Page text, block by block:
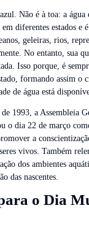
Não é à toa: a água
diferentes estados e
geleiras, rios,
No entanto, sua
Isso porque, é
formando assim o
de água está
1993, a Assembleia
o dia 22 de março
a
vivos. Também
dos ambientes
das nascentes.
o Dia